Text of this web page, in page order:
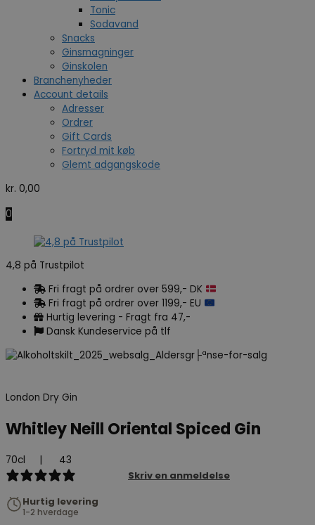
Tonic
Sodavand
Snacks
Ginsmagninger
Ginskolen
Branchenyheder
Account details
Adresser
Ordrer
Gift Cards
Fortryd mit køb
Glemt adgangskode
kr. 0,00
0
4,8 på Trustpilot
Fri fragt på ordrer over 599,- DK
Fri fragt på ordrer over 1199,- EU
Hurtig levering - Fragt fra 47,-
Dansk Kundeservice på tlf
London Dry Gin
Whitley Neill Oriental Spiced Gin
70cl 43
Skriv en anmeldelse
Hurtig levering
1-2 hverdage